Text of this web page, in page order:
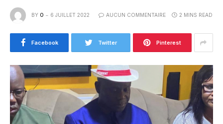
BY O 6 JUILLET 2022 AUCUN COMMENTAIRE 2 MINS READ
Facebook Twitter Pinterest